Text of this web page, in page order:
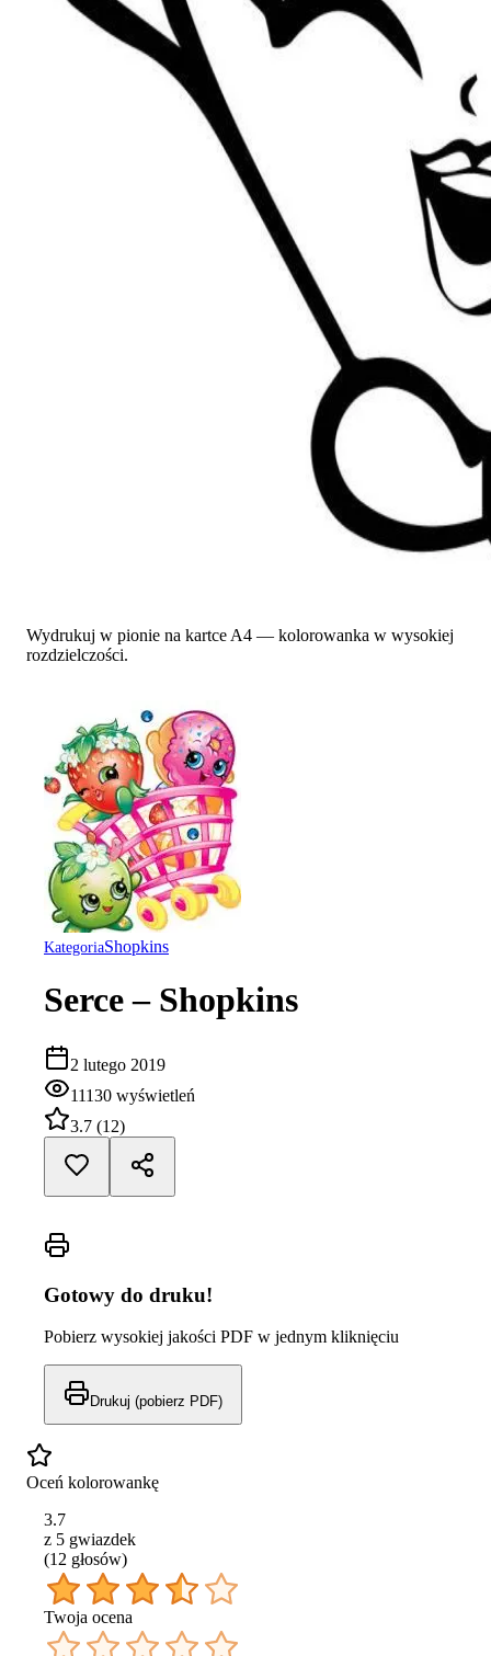
Wydrukuj w pionie na kartce A4 — kolorowanka w wysokiej
rozdzielczości.
KategoriaShopkins
Serce – Shopkins
2 lutego 2019
11130 wyświetleń
3.7 (12)
Gotowy do druku!
Pobierz wysokiej jakości PDF w jednym kliknięciu
Drukuj (pobierz PDF)
Oceń kolorowankę
3.7
z 5 gwiazdek
(12 głosów)
Twoja ocena